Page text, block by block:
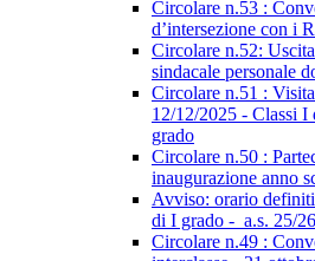
Circolare n.53 :
d’intersezione con i
Circolare n.52:
sindacale personale
Circolare n.51 :
12/12/2025 - Classi I
grado
Circolare n.50 :
inaugurazione anno
Avviso: orario
di I grado - a.s. 25/26
Circolare n.49 :